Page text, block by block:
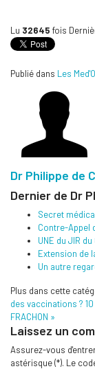
Lu 32645 fois
Publié dans Les
Dr Philippe de
Dernier de Dr
Secret
Contre-Appel
UNE du JIR
Extension de
Un autre
Plus dans cette
des vaccinations ?
FRACHON »
Laissez un
Assurez-vous
astérisque (*). Le